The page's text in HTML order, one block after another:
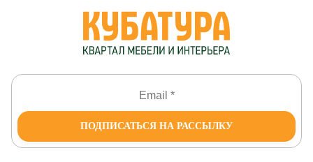
ПОДПИСАТЬСЯ НА РАССЫЛКУ